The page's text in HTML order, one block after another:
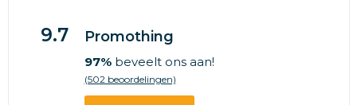
9.7 Promothing
97%beveelt ons aan!
(502 beoordelingen)